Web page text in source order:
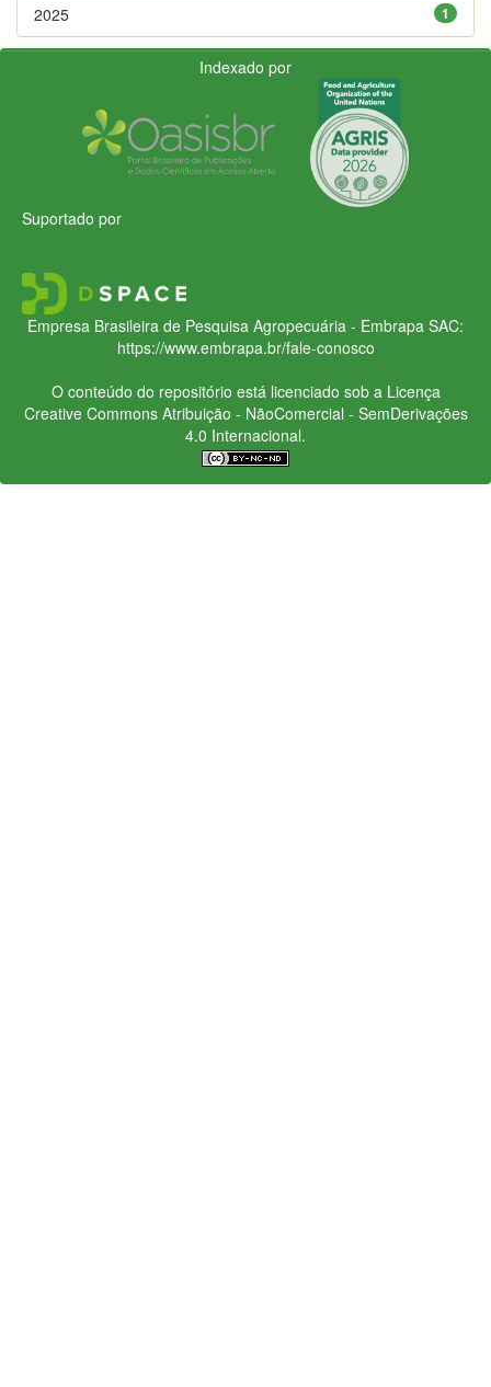
1
2025
Indexado por
Suportado por
Empresa Brasileira de Pesquisa Agropecuária - Embrapa SAC:
https://www.embrapa.br/fale-conosco
O conteúdo do repositório está licenciado sob a Licença
Creative CommonsAtribuição - NãoComercial - SemDerivações
4.0 Internacional.